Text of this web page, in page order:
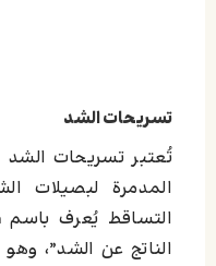
تسريحات الشد
تُعتبر تسريحات الشد
المدمرة لبصيلات
الناتج عن الشد”،